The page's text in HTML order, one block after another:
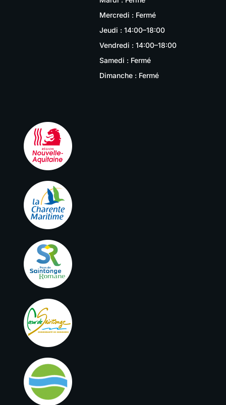
Mercredi : Fermé
Jeudi : 14:00–18:00
Vendredi : 14:00–18:00
Samedi : Fermé
Dimanche : Fermé